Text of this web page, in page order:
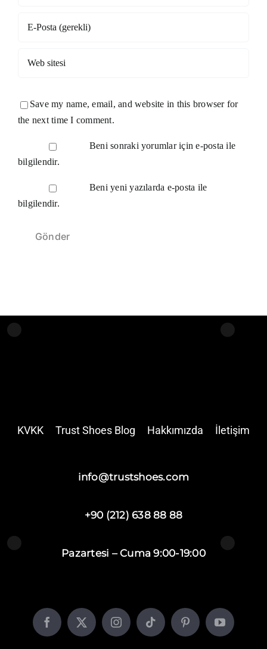
Save my name, email, and website in this browser for
the next time I comment.
Beni sonraki yorumlar için e-posta ile
bilgilendir.
Beni yeni yazılarda e-posta ile
bilgilendir.
KVKK Trust Shoes Blog Hakkımızda İletişim
info@trustshoes.com
+90 (212) 638 88 88
Pazartesi – Cuma 9:00-19:00